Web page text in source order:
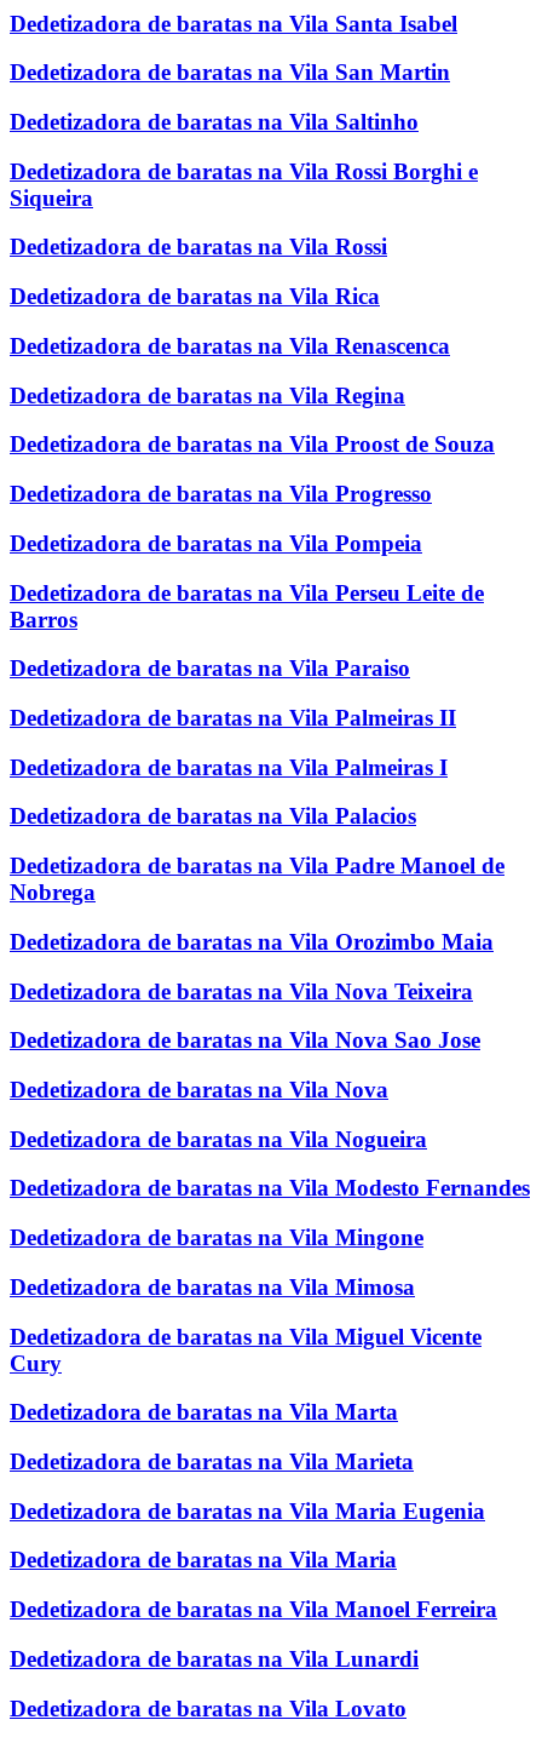
Dedetizadora de baratas na Vila Santa Isabel
Dedetizadora de baratas na Vila San Martin
Dedetizadora de baratas na Vila Saltinho
Dedetizadora de baratas na Vila Rossi Borghi e
Siqueira
Dedetizadora de baratas na Vila Rossi
Dedetizadora de baratas na Vila Rica
Dedetizadora de baratas na Vila Renascenca
Dedetizadora de baratas na Vila Regina
Dedetizadora de baratas na Vila Proost de Souza
Dedetizadora de baratas na Vila Progresso
Dedetizadora de baratas na Vila Pompeia
Dedetizadora de baratas na Vila Perseu Leite de
Barros
Dedetizadora de baratas na Vila Paraiso
Dedetizadora de baratas na Vila Palmeiras II
Dedetizadora de baratas na Vila Palmeiras I
Dedetizadora de baratas na Vila Palacios
Dedetizadora de baratas na Vila Padre Manoel de
Nobrega
Dedetizadora de baratas na Vila Orozimbo Maia
Dedetizadora de baratas na Vila Nova Teixeira
Dedetizadora de baratas na Vila Nova Sao Jose
Dedetizadora de baratas na Vila Nova
Dedetizadora de baratas na Vila Nogueira
Dedetizadora de baratas na Vila Modesto Fernandes
Dedetizadora de baratas na Vila Mingone
Dedetizadora de baratas na Vila Mimosa
Dedetizadora de baratas na Vila Miguel Vicente
Cury
Dedetizadora de baratas na Vila Marta
Dedetizadora de baratas na Vila Marieta
Dedetizadora de baratas na Vila Maria Eugenia
Dedetizadora de baratas na Vila Maria
Dedetizadora de baratas na Vila Manoel Ferreira
Dedetizadora de baratas na Vila Lunardi
Dedetizadora de baratas na Vila Lovato